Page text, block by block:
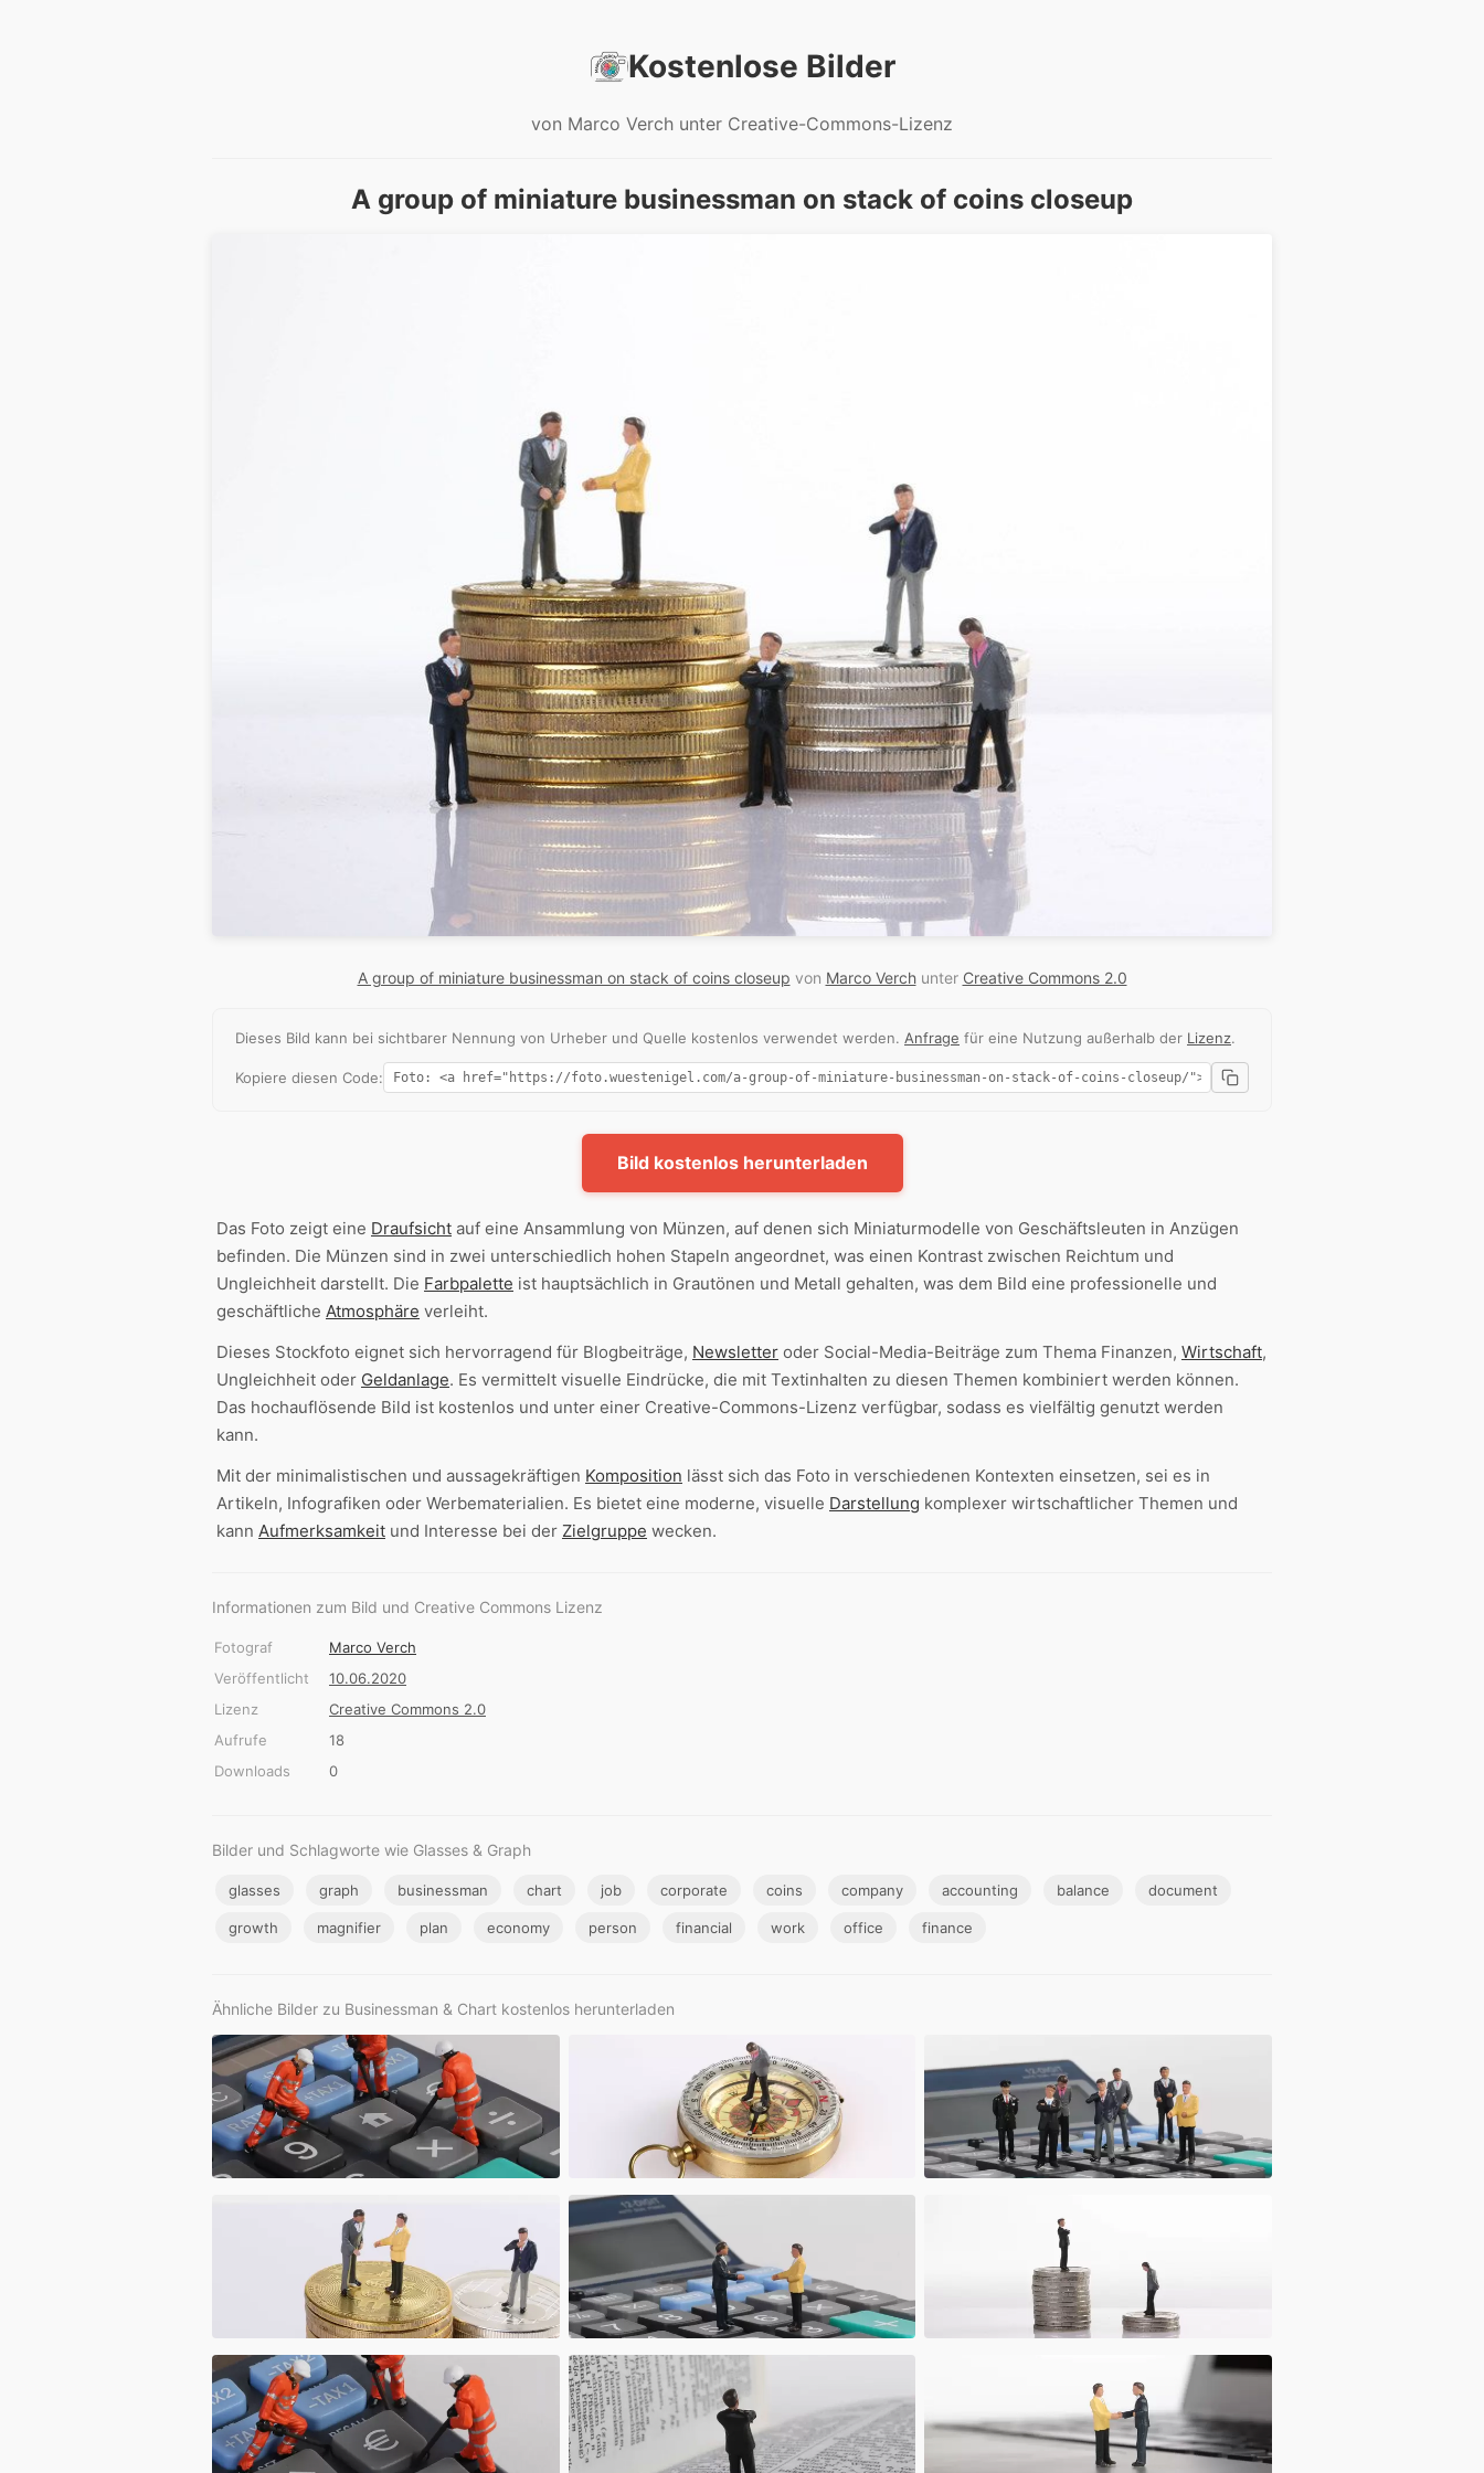
Kostenlose Bilder
von Marco Verch unter Creative-Commons-Lizenz
A group of miniature businessman on stack of coins closeup
A group of miniature businessman on stack of coins closeup von Marco Verchunter Creative Commons 2.0
Dieses Bild kann bei sichtbarer Nennung von Urheber und Quelle kostenlos verwendet werden. Anfrage für eine Nutzung außerhalb der Lizenz.
Kopiere diesen Code:
Bild kostenlos herunterladen
Das Foto zeigt eine Draufsicht auf eine Ansammlung von Münzen, auf denen sich Miniaturmodelle von Geschäftsleuten in Anzügen
befinden. Die Münzen sind in zwei unterschiedlich hohen Stapeln angeordnet, was einen Kontrast zwischen Reichtum und
Ungleichheit darstellt. Die Farbpalette ist hauptsächlich in Grautönen und Metall gehalten, was dem Bild eine professionelle und
geschäftliche Atmosphäre verleiht.
Dieses Stockfoto eignet sich hervorragend für Blogbeiträge, Newsletter oder Social-Media-Beiträge zum Thema Finanzen, Wirtschaft,
Ungleichheit oder Geldanlage. Es vermittelt visuelle Eindrücke, die mit Textinhalten zu diesen Themen kombiniert werden können.
Das hochauflösende Bild ist kostenlos und unter einer Creative-Commons-Lizenz verfügbar, sodass es vielfältig genutzt werden
kann.
Mit der minimalistischen und aussagekräftigen Komposition lässt sich das Foto in verschiedenen Kontexten einsetzen, sei es in
Artikeln, Infografiken oder Werbematerialien. Es bietet eine moderne, visuelle Darstellung komplexer wirtschaftlicher Themen und
kann Aufmerksamkeit und Interesse bei der Zielgruppe wecken.
Informationen zum Bild und Creative Commons Lizenz
Fotograf
Marco Verch
Veröffentlicht
10.06.2020
Lizenz
Creative Commons 2.0
Aufrufe
18
Downloads
0
Bilder und Schlagworte wie Glasses & Graph
glasses graph businessman chart job corporate coins company accounting balance document
growth magnifier plan economy person financial work office finance
Ähnliche Bilder zu Businessman & Chart kostenlos herunterladen